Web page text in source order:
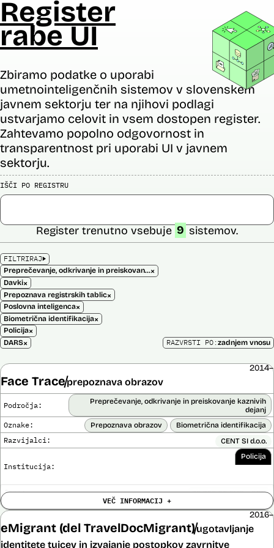
Register
rabe UI
Zbiramo podatke o uporabi
umetnointeligenčnih sistemov v slovenskem
javnem sektorju ter na njihovi podlagi
ustvarjamo celovit in vsem dostopen register.
Zahtevamo popolno odgovornost in
transparentnost pri uporabi UI v javnem
sektorju.
IŠČI PO REGISTRU
FILTRIRAJ
Preprečevanje, odkrivanje in preiskovanje kaznivih dejanj×
Davki×
Prepoznava registrskih tablic×
Poslovna inteligenca×
Biometrična identifikacija×
Policija×
DARS×
Register trenutno vsebuje 9 sistemov.
RAZVRSTI PO:zadnjem vnosu
Face Traceprepoznava obrazov
2014–
Področja:
Preprečevanje, odkrivanje in preiskovanje kaznivih
dejanj
Oznake: Prepoznava obrazov Biometrična identifikacija
Razvijalci: CENT SI d.o.o.
Institucija:
Policija
Cena: 39.650,00 EUR z DDV
Trajanje
licence:
Ni časovno omejena
Analiza učinka na človekove pravice
opravljena:
Analiza učinka na osebne podatke opravljena:
VEČ INFORMACIJ +
eMigrant (del TravelDocMigrant)ugotavljanje
identitete tujcev in izvajanje postopkov zavrnitve
2016–